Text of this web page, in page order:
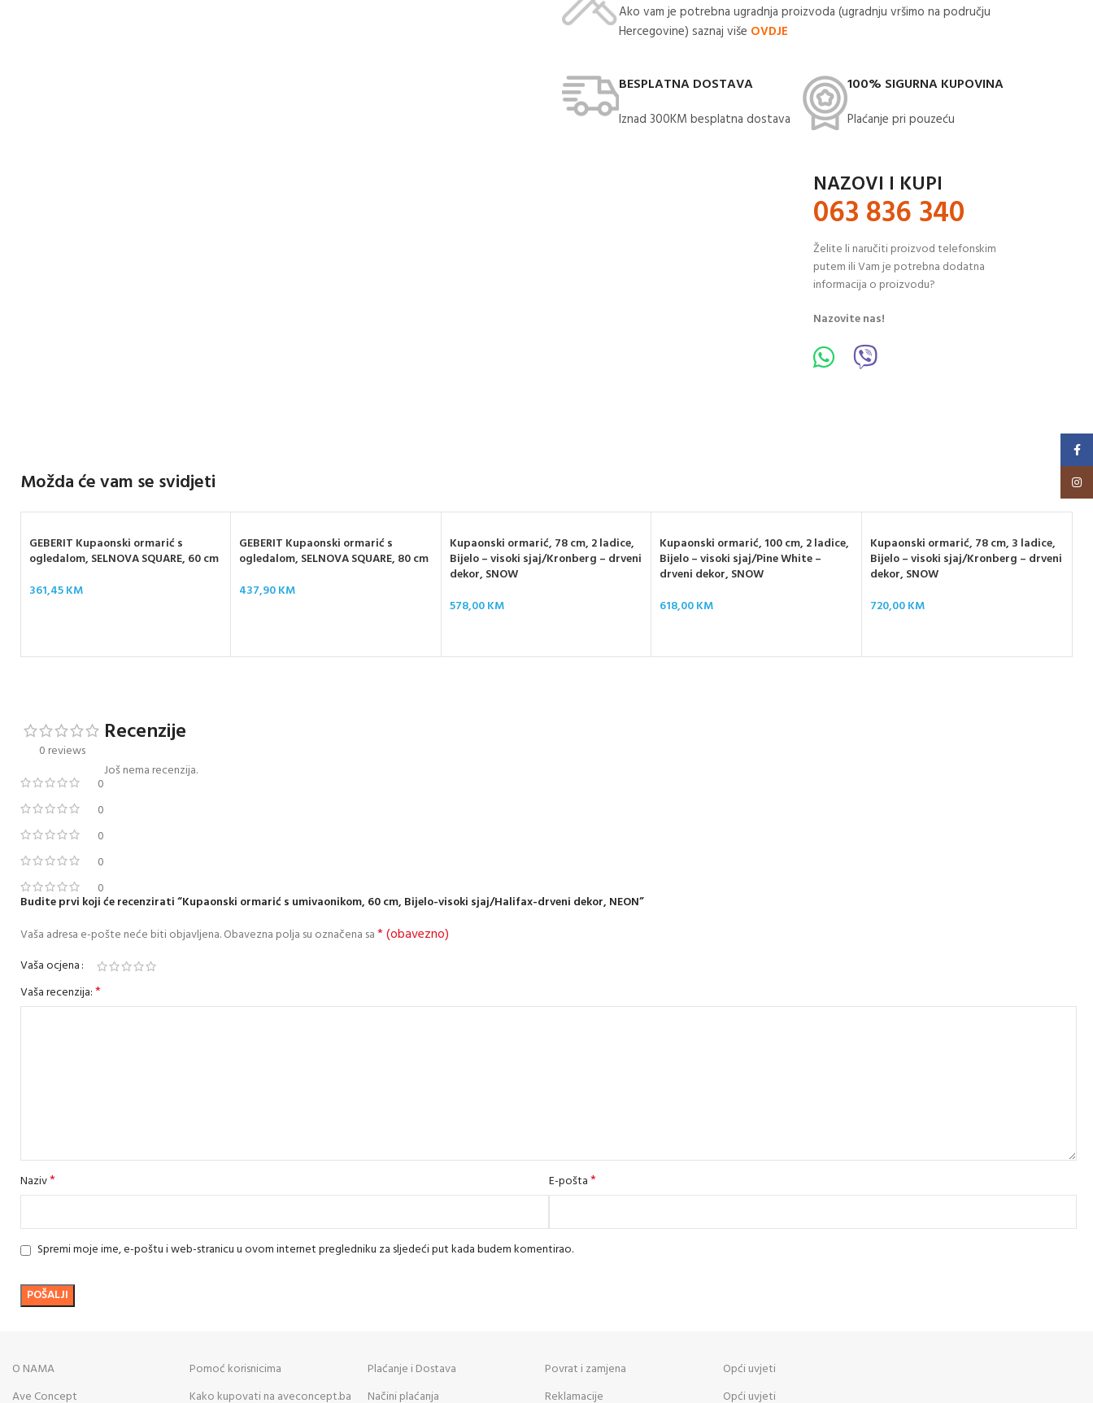
Ako vam je potrebna ugradnja proizvoda (ugradnju vršimo na području
Hercegovine) saznaj više OVDJE
BESPLATNA DOSTAVA
Iznad 300KM besplatna dostava​
100% SIGURNA KUPOVINA
Plaćanje pri pouzeću
NAZOVI I KUPI
063 836 340
Želite li naručiti proizvod telefonskim
putem ili Vam je potrebna dodatna
informacija o proizvodu?
Nazovite nas!
Možda će vam se svidjeti
GEBERIT Kupaonski ormarić s
ogledalom, SELNOVA SQUARE, 60 cm
361,45KM
GEBERIT Kupaonski ormarić s
ogledalom, SELNOVA SQUARE, 80 cm
437,90KM
Kupaonski ormarić, 78 cm, 2 ladice,
Bijelo – visoki sjaj/Kronberg – drveni
dekor, SNOW
578,00KM
Kupaonski ormarić, 100 cm, 2 ladice,
Bijelo – visoki sjaj/Pine White –
drveni dekor, SNOW
618,00KM
Kupaonski ormarić, 78 cm, 3 ladice,
Bijelo – visoki sjaj/Kronberg – drveni
dekor, SNOW
720,00KM
0 reviews
0
0
0
0
0
Recenzije
Još nema recenzija.
Budite prvi koji će recenzirati “Kupaonski ormarić s umivaonikom, 60 cm, Bijelo-visoki sjaj/Halifax-drveni dekor, NEON”
Vaša adresa e-pošte neće biti objavljena.Obavezna polja su označena sa* (obavezno)
Vaša ocjena
Vaša recenzija:*
Naziv* E-pošta*
Spremi moje ime, e-poštu i web-stranicu u ovom internet pregledniku za sljedeći put kada budem komentirao.
O NAMA
Ave Concept
Pomoć korisnicima
Kako kupovati na aveconcept.ba
Plaćanje i Dostava
Načini plaćanja
Povrat i zamjena
Reklamacije
Opći uvjeti
Opći uvjeti